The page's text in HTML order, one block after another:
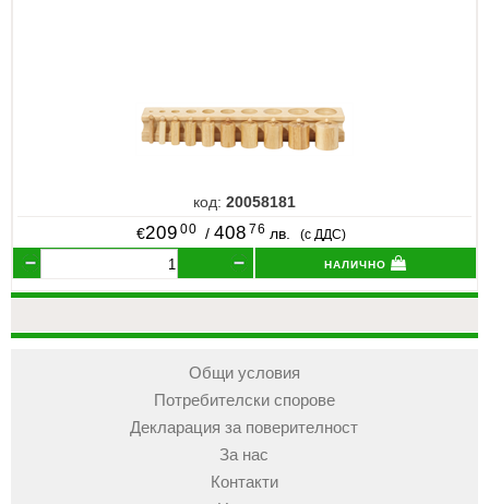
код: 20058181
€209 00 /408 76 лв. (с ДДС)
налично
Общи условия
Потребителски спорове
Декларация за поверителност
За нас
Контакти